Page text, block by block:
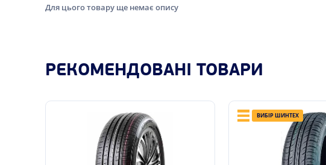
Для цього товару ще немає опису
РЕКОМЕНДОВАНІ ТОВАРИ
ВИБІР ШИНТЕХ